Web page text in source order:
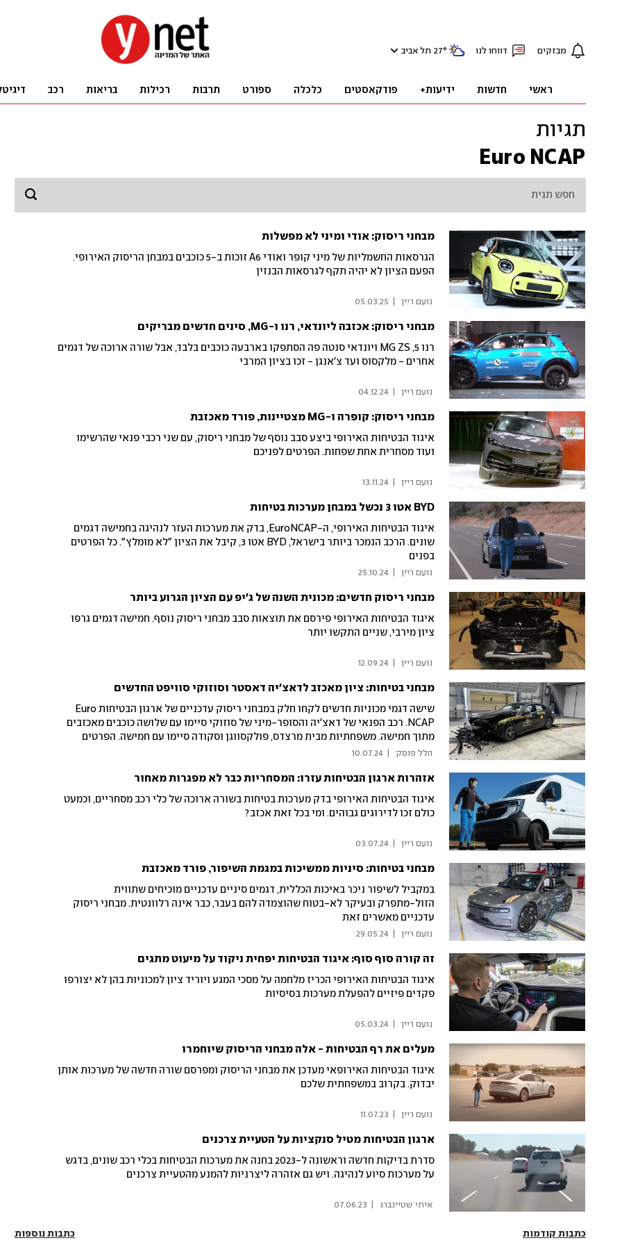
מבזקים דווחו לנו 27° תל אביב
ראשי חדשות ידיעות+ פודקאסטים כלכלה ספורט תרבות רכילות בריאות רכב
תגיות
Euro NCAP
מבחני ריסוק: אודי ומיני לא מפשלות
הגרסאות החשמליות של מיני קופר ואודי A6 זוכות ב-5 כוכבים במבחן הריסוק האירופי.
הפעם הציון לא יהיה תקף לגרסאות הבנזין
נועם ריין 05.03.25
מבחני ריסוק: אכזבה ליונדאי, רנו ו-MG, סינים חדשים מבריקים
רנו 5, MG ZS ויונדאי סנטה פה הסתפקו בארבעה כוכבים בלבד, אבל שורה ארוכה של דגמים
אחרים - מלקסוס ועד צ'אנגן - זכו בציון המרבי
נועם ריין 04.12.24
מבחני ריסוק: קופרה ו-MG מצטיינות, פורד מאכזבת
איגוד הבטיחות האירופי ביצע סבב נוסף של מבחני ריסוק, עם שני רכבי פנאי שהרשימו
ועוד מסחרית אחת שפחות. הפרטים לפניכם
נועם ריין 13.11.24
BYD אטו 3 נכשל במבחן מערכות בטיחות
איגוד הבטיחות האירופי, ה-EuroNCAP, בדק את מערכות העזר לנהיגה בחמישה דגמים
שונים. הרכב הנמכר ביותר בישראל, BYD אטו 3, קיבל את הציון "לא מומלץ". כל הפרטים
בפנים
נועם ריין 25.10.24
מבחני ריסוק חדשים: מכונית השנה של ג'יפ עם הציון הגרוע ביותר
איגוד הבטיחות האירופי פירסם את תוצאות סבב מבחני ריסוק נוסף. חמישה דגמים גרפו
ציון מירבי, שניים התקשו יותר
נועם ריין 12.09.24
מבחני בטיחות: ציון מאכזב לדאצ'יה דאסטר וסוזוקי סוויפט החדשים
שישה דגמי מכוניות חדשים לקחו חלק במבחני ריסוק עדכניים של ארגון הבטיחות Euro
NCAP. רכב הפנאי של דאצ'יה והסופר-מיני של סוזוקי סיימו עם שלושה כוכבים מאכזבים
מתוך חמישה. משפחתיות מבית מרצדס, פולקסווגן וסקודה סיימו עם חמישה. הפרטים
בפנים
הלל פוסק 10.07.24
אזהרות ארגון הבטיחות עזרו: המסחריות כבר לא מפגרות מאחור
איגוד הבטיחות האירופי בדק מערכות בטיחות בשורה ארוכה של כלי רכב מסחריים, וכמעט
כולם זכו לדירוגים גבוהים. ומי בכל זאת אכזב?
נועם ריין 03.07.24
מבחני בטיחות: סיניות ממשיכות במגמת השיפור, פורד מאכזבת
במקביל לשיפור ניכר באיכות הכללית, דגמים סיניים עדכניים מוכיחים שתווית
הזול-מתפרק ובעיקר לא-בטוח שהוצמדה להם בעבר, כבר אינה רלוונטית. מבחני ריסוק
עדכניים מאשרים זאת
נועם ריין 29.05.24
זה קורה סוף סוף: איגוד הבטיחות יפחית ניקוד על מיעוט מתגים
איגוד הבטיחות האירופי הכריז מלחמה על מסכי המגע ויוריד ציון למכוניות בהן לא יצורפו
פקדים פיזיים להפעלת מערכות בסיסיות
נועם ריין 05.03.24
מעלים את רף הבטיחות - אלה מבחני הריסוק שיוחמרו
איגוד הבטיחות האירופאי מעדכן את מבחני הריסוק ומפרסם שורה חדשה של מערכות אותן
יבדוק. בקרוב במשפחתית שלכם
נועם ריין 11.07.23
ארגון הבטיחות מטיל סנקציות על הטעיית צרכנים
סדרת בדיקות חדשה וראשונה ל-2023 בחנה את מערכות הבטיחות בכלי רכב שונים, בדגש
על מערכות סיוע לנהיגה. ויש גם אזהרה ליצרניות להמנע מהטעיית צרכנים
איתי שטיינברג 07.06.23
כתבות קודמות כתבות נוספות